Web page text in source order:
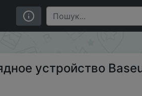
устройство